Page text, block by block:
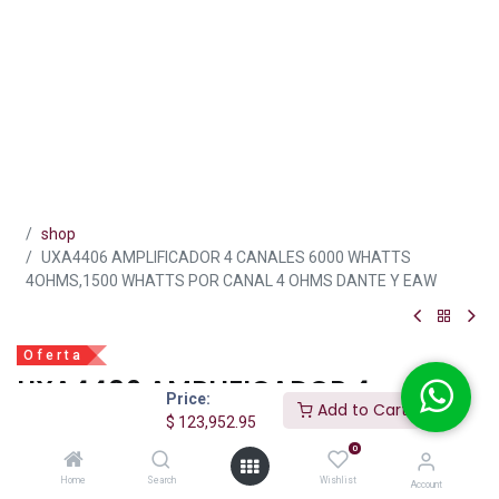
Price:
$ 123,952.95
Add to Cart
Home Search
0
Wishlist Account
shop
UXA4406 AMPLIFICADOR 4 CANALES 6000 WHATTS
4OHMS,1500 WHATTS POR CANAL 4 OHMS DANTE Y EAW
O f e r t a
UXA4406 AMPLIFICADOR 4
CANALES 6000 WHATTS
4OHMS,1500 WHATTS POR CANAL 4
OHMS DANTE Y EAW